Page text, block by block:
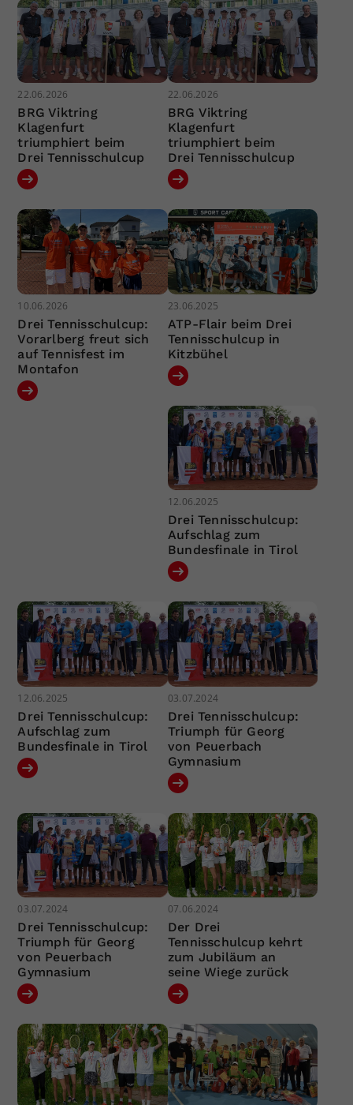
22.06.2026
BRG Viktring
Klagenfurt
triumphiert beim
Drei Tennisschulcup
22.06.2026
BRG Viktring
Klagenfurt
triumphiert beim
Drei Tennisschulcup
10.06.2026
Drei Tennisschulcup:
Vorarlberg freut sich
auf Tennisfest im
Montafon
23.06.2025
ATP-Flair beim Drei
Tennisschulcup in
Kitzbühel
12.06.2025
Drei Tennisschulcup:
Aufschlag zum
Bundesfinale in Tirol
12.06.2025
Drei Tennisschulcup:
Aufschlag zum
Bundesfinale in Tirol
03.07.2024
Drei Tennisschulcup:
Triumph für Georg
von Peuerbach
Gymnasium
03.07.2024
Drei Tennisschulcup:
Triumph für Georg
von Peuerbach
Gymnasium
07.06.2024
Der Drei
Tennisschulcup kehrt
zum Jubiläum an
seine Wiege zurück